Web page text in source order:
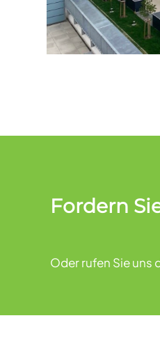
Fordern
Oder rufen Sie uns